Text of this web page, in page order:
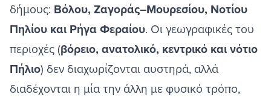
δήμους: Βόλου, Ζαγοράς–Μουρεσίου, Νοτίου
Πηλίου και Ρήγα Φεραίου. Οι γεωγραφικές του
περιοχές (βόρειο, ανατολικό, κεντρικό και νότιο
Πήλιο) δεν διαχωρίζονται αυστηρά, αλλά
διαδέχονται η μία την άλλη με φυσικό τρόπο,